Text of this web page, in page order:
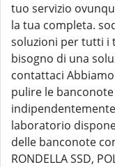
tuo servizio
la tua completa.
soluzioni per tutti i
bisogno di una
contattaci
pulire le
laboratorio
delle banconote
RONDELLA SSD,